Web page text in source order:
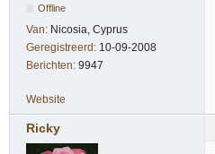
Offline
Van: Nicosia, Cyprus
Geregistreerd: 10-09-2008
Berichten: 9947
Website
Ricky